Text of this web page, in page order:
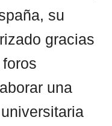
su
gracias
una